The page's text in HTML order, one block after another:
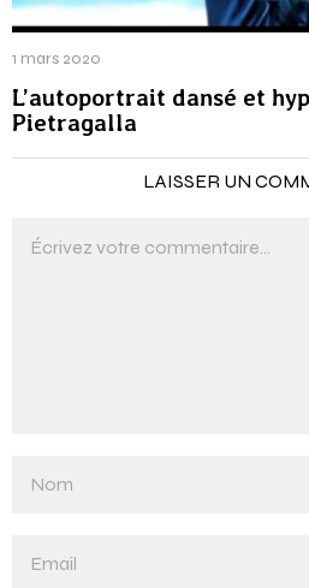
1 mars 2020
L’autoportrait dansé et
Pietragalla
LAISSER UN